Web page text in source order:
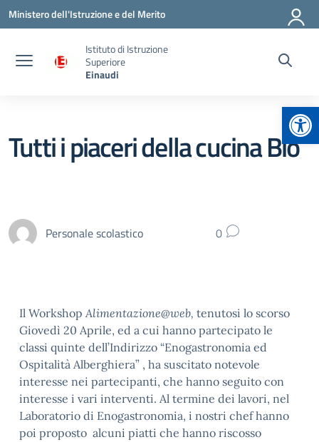
Vai ai contenuti
Vai al menu di navigazione
Vai al footer
Ministero dell'Istruzione e del Merito
Istituto di Istruzione
Superiore
Einaudi
Tutti i piaceri della cucina Bio
Personale scolastico 0
Il Workshop Alimentazione@web, tenutosi lo scorso
Giovedì 20 Aprile, ed a cui hanno partecipato le
classi quinte dell’Indirizzo “Enogastronomia ed
Ospitalità Alberghiera” , ha suscitato notevole
interesse nei partecipanti, che hanno seguito con
interesse i vari interventi. Al termine dei lavori, nel
Laboratorio di Enogastronomia, i nostri chef hanno
poi proposto alcuni piatti che hanno riscosso